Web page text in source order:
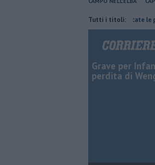
Tutti i titoli:
Traghetto in avaria, modificate le
Grave per
perdita di